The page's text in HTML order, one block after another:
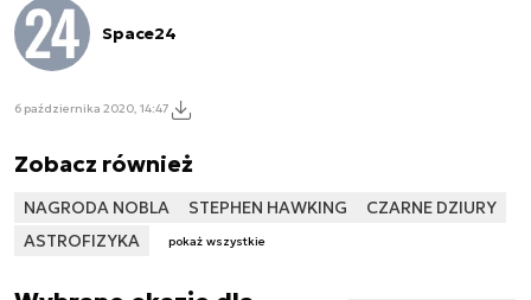
Space24
6 października 2020, 14:47
Zobacz również
NAGRODA NOBLA STEPHEN HAWKING
CZARNE DZIURY
ASTROFIZYKA
pokaż wszystkie